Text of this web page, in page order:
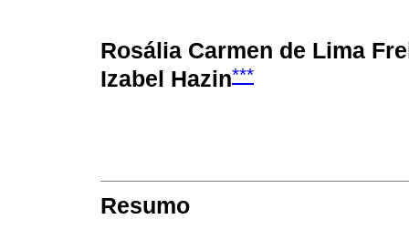
Rosália Carmen de Lima
Izabel Hazin***
Resumo